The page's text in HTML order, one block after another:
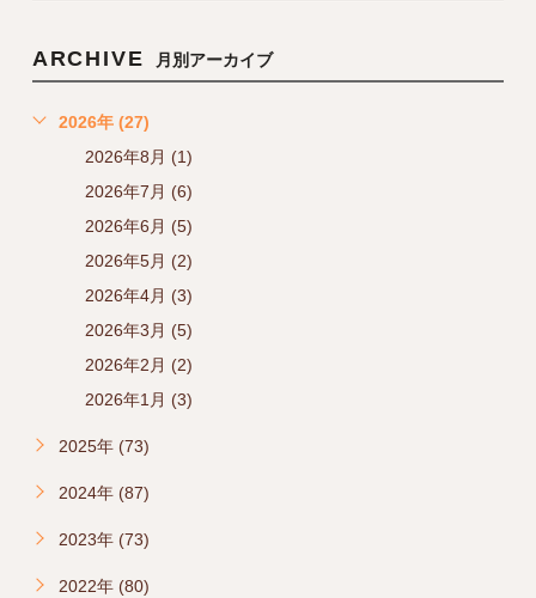
ARCHIVE 月別アーカイブ
2026年 (27)
2026年8月 (1)
2026年7月 (6)
2026年6月 (5)
2026年5月 (2)
2026年4月 (3)
2026年3月 (5)
2026年2月 (2)
2026年1月 (3)
2025年 (73)
2024年 (87)
2023年 (73)
2022年 (80)